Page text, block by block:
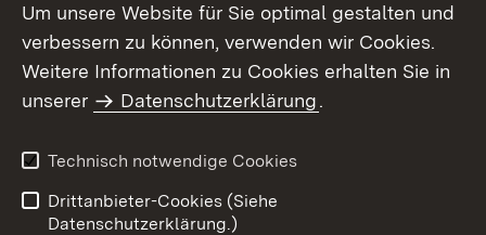
Themenübersicht
Um unsere Website für Sie optimal gestalten und
verbessern zu können, verwenden wir Cookies.
Weitere Informationen zu Cookies erhalten Sie in
unserer
Datenschutzerklärung.
Technisch notwendige Cookies
Drittanbieter-Cookies (Siehe
Datenschutzerklärung.)